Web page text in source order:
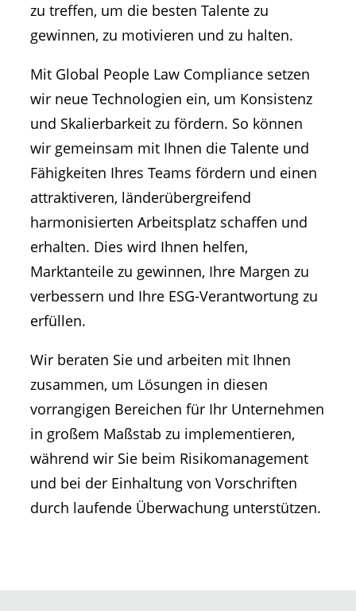
zu treffen, um die besten Talente zu
gewinnen, zu motivieren und zu halten.
Mit Global People Law Compliance setzen
wir neue Technologien ein, um Konsistenz
und Skalierbarkeit zu fördern. So können
wir gemeinsam mit Ihnen die Talente und
Fähigkeiten Ihres Teams fördern und einen
attraktiveren, länderübergreifend
harmonisierten Arbeitsplatz schaffen und
erhalten. Dies wird Ihnen helfen,
Marktanteile zu gewinnen, Ihre Margen zu
verbessern und Ihre ESG-Verantwortung zu
erfüllen.
Wir beraten Sie und arbeiten mit Ihnen
zusammen, um Lösungen in diesen
vorrangigen Bereichen für Ihr Unternehmen
in großem Maßstab zu implementieren,
während wir Sie beim Risikomanagement
und bei der Einhaltung von Vorschriften
durch laufende Überwachung unterstützen.